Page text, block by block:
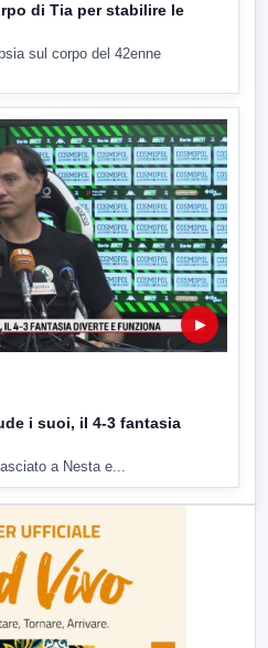
di Tia per stabilire le
sul corpo del 42enne
▶
i suoi, il 4-3 fantasia
a Nesta e...